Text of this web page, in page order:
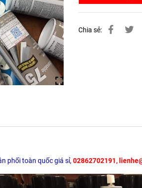
Chia sẻ:
phối toàn quốc giá sỉ, 02862702191,